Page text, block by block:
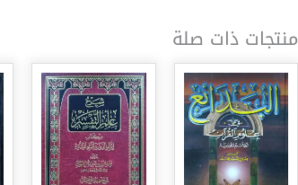
منتجات ذات صلة